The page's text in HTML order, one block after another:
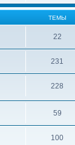
ТЕМЫ
22
231
228
59
100